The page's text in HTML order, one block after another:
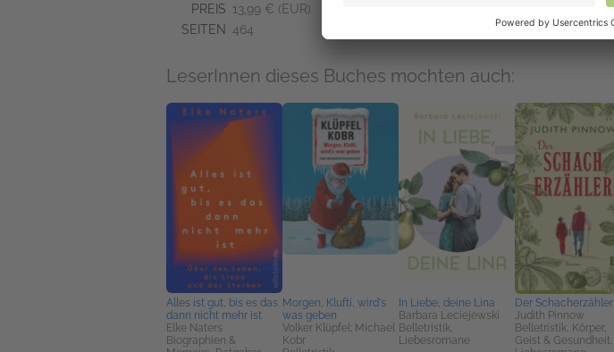
PREIS 13,99 € (EUR)
SEITEN 464 (EPUB)
LeserInnen dieses Buches mochten auch:
Alles ist gut, bis es das
dann nicht mehr ist
Elke Naters
Biographien &
Morgen, Klufti, wird's
was geben
Volker Klüpfel; Michael
Kobr
In Liebe, deine Lina
Barbara Leciejewski
Belletristik,
Liebesromane
Der Schacherzähler
Judith Pinnow
Belletristik, Körper,
Geist & Gesundheit,